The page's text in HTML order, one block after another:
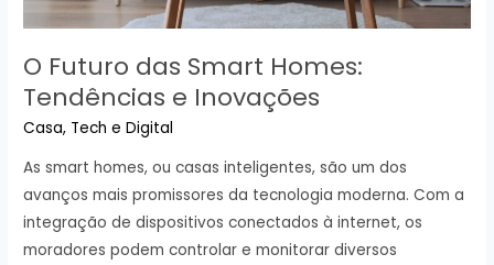
O Futuro das Smart Homes:
Tendências e Inovações
Casa, Tech e Digital
As smart homes, ou casas inteligentes, são um dos
avanços mais promissores da tecnologia moderna. Com a
integração de dispositivos conectados à internet, os
moradores podem controlar e monitorar diversos